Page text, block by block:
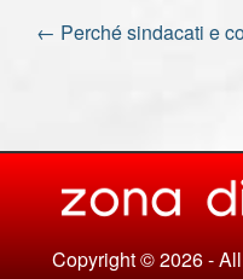
← Perché sindacati e confindustria non vogliono abolire
Copyright © 2026 -